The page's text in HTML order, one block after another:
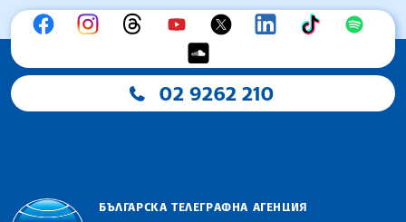
02 9262 210
БЪЛГАРСКА ТЕЛЕГРАФНА АГЕНЦИЯ